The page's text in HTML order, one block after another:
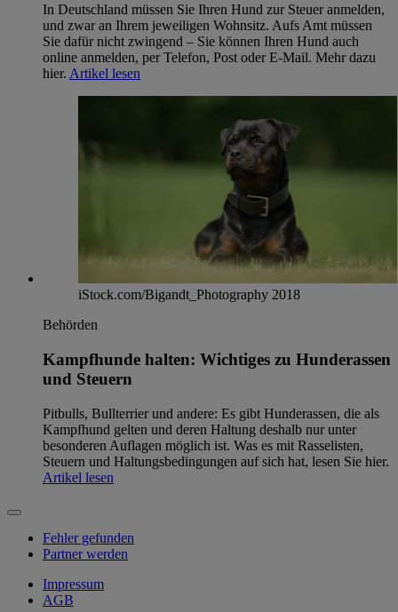
In Deutschland müssen Sie Ihren Hund zur Steuer anmelden,
und zwar an Ihrem jeweiligen Wohnsitz. Aufs Amt müssen
Sie dafür nicht zwingend – Sie können Ihren Hund auch
online anmelden, per Telefon, Post oder E-Mail. Mehr dazu
hier. Artikel lesen
iStock.com/Bigandt_Photography 2018
Behörden
Kampfhunde halten: Wichtiges zu Hunderassen
und Steuern
Pitbulls, Bullterrier und andere: Es gibt Hunderassen, die als
Kampfhund gelten und deren Haltung deshalb nur unter
besonderen Auflagen möglich ist. Was es mit Rasselisten,
Steuern und Haltungsbedingungen auf sich hat, lesen Sie hier.
Artikel lesen
Fehler gefunden
Partner werden
Impressum
AGB